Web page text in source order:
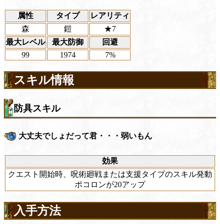
属性 タイプ
レアリティ
森
鎧
★7
最大レベル
最大防御
回避
99
1974 7%
スキル情報
防具スキル
大丈夫でしょだって君・・・弱いもん
効果
クエスト開始時、呪術廻戦または支援タイプのスキル発動
ポコロンが20アップ
入手方法